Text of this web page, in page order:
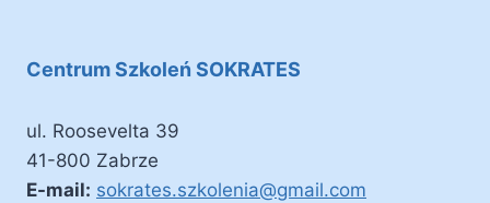
Centrum Szkoleń SOKRATES
ul. Roosevelta 39
41-800 Zabrze
E-mail: sokrates.szkolenia@gmail.com